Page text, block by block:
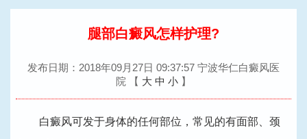
腿部白癜风怎样护理?
发布日期：2018年09月27日 09:37:57 宁波华仁白癜风医
院
【 大 中 小 】
白癜风可发于身体的任何部位，常见的有面部、颈